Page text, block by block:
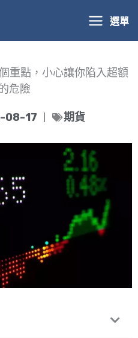
選單
重點，小心讓你陷入超額
危險
08-17 期貨